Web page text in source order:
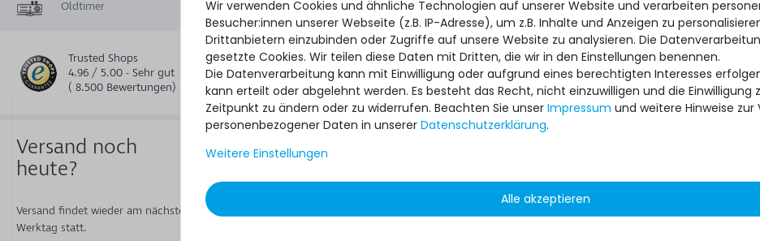
Oldtimer
Trusted Shops
4.96 / 5.00 - Sehr gut
( 8.500 Bewertungen)
Versand noch
heute?
Versand findet wieder am nächsten
Werktag statt.
DELL EMC PowerEdge R7515
DELL EMC PowerEdge R840
DELL EMC PowerEdge R940
DELL EMC PowerEdge R940xa
Wir verwenden Cookies und ähnliche Technologien auf unserer Website und verarbeiten
Besucher:innen unserer Webseite (z.B. IP-Adresse), um z.B. Inhalte und Anzeigen zu
Drittanbietern einzubinden oder Zugriffe auf unsere Website zu analysieren. Die
gesetzte Cookies. Wir teilen diese Daten mit Dritten, die wir in den Einstellungen benennen.
Die Datenverarbeitung kann mit Einwilligung oder aufgrund eines berechtigten Interesses
kann erteilt oder abgelehnt werden. Es besteht das Recht, nicht einzuwilligen und die Einwilligung
Zeitpunkt zu ändern oder zu widerrufen. Beachten Sie unser Impressum und weitere Hinweise zur
personenbezogener Daten in unserer Daten­schutz­erklärung.
Weitere Einstellungen
Alle akzeptieren